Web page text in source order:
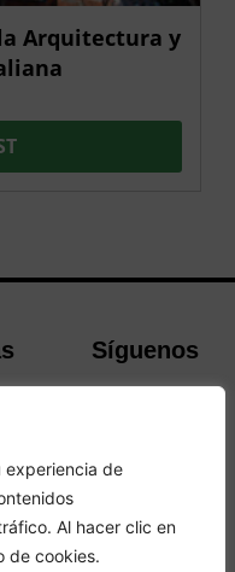
experiencia de
Al hacer clic en
de cookies.
Arquitectura y
Síguenos